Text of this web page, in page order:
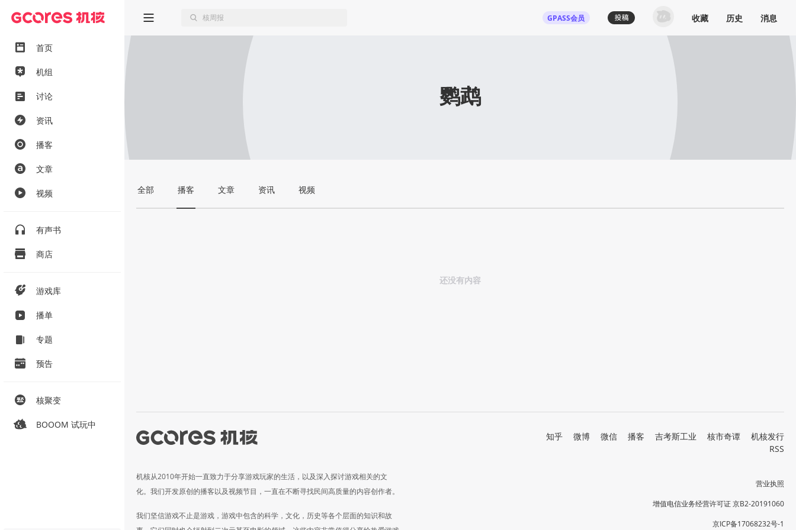
首页
机组
讨论
资讯
播客
文章
视频
有声书
商店
游戏库
播单
专题
预告
核聚变
BOOOM 试玩中
GPASS会员 收藏 历史 消息
鹦鹉
全部 播客 文章 资讯 视频
还没有内容
机核从2010年开始一直致力于分享游戏玩家的生活，以及深入探讨游戏相关的文
化。我们开发原创的播客以及视频节目，一直在不断寻找民间高质量的内容创作者。
我们坚信游戏不止是游戏，游戏中包含的科学，文化，历史等各个层面的知识和故
知乎 微博 微信 播客 吉考斯工业 核市奇谭
机核发行
RSS
营业执照
增值电信业务经营许可证 京B2-20191060
京ICP备17068232号-1